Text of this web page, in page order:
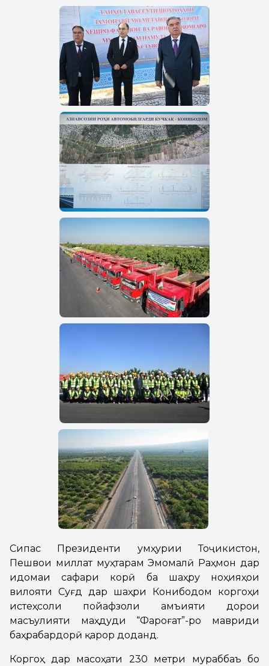
Сипас Президенти Ҷумҳурии Тоҷикистон,
Пешвои миллат муҳтарам Эмомалӣ Раҳмон дар
идомаи сафари корӣ ба шаҳру ноҳияҳои
вилояти Суғд дар шаҳри Конибодом коргоҳи
истеҳсоли пойафзоли Ҷамъияти дорои
масъулияти маҳдуди “Фароғат”-ро мавриди
баҳрабардорӣ қарор доданд.
Коргоҳ дар масоҳати 230 метри мураббаъ бо